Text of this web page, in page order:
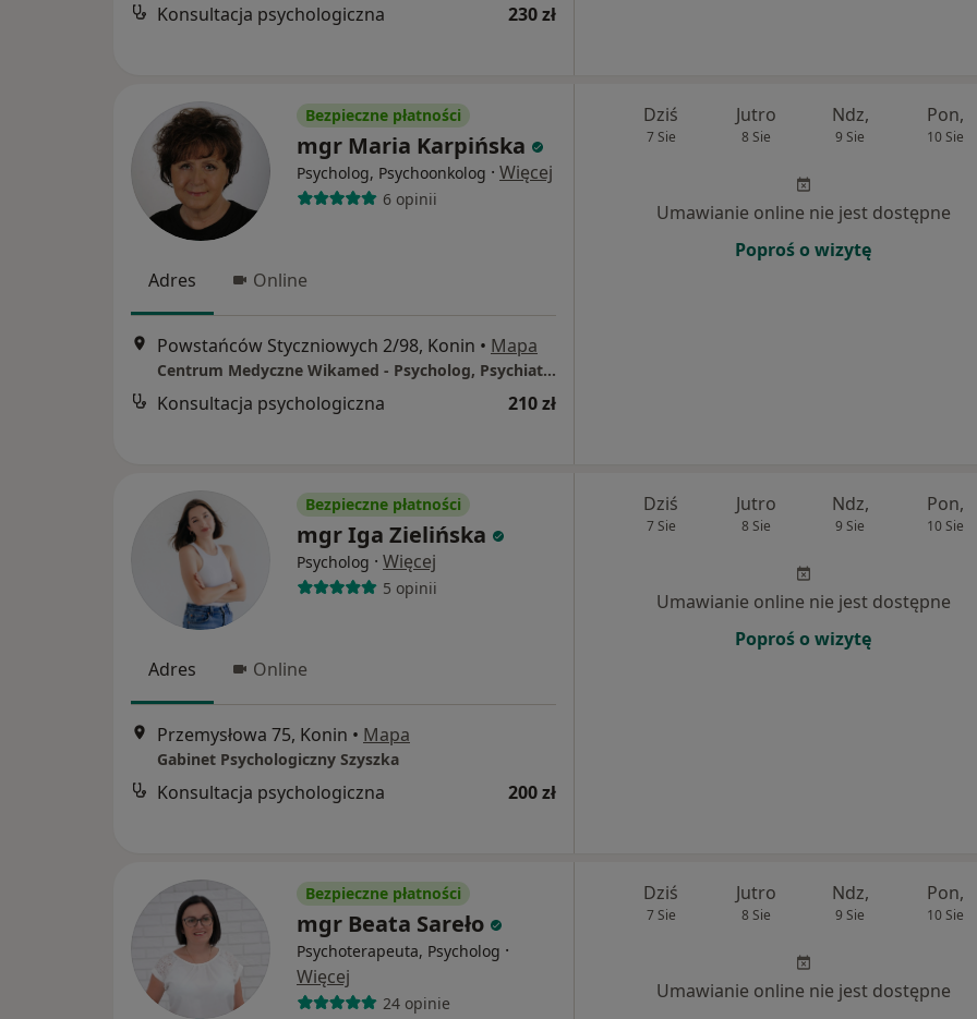
Konsultacja psychologiczna 230 zł
Bezpieczne płatności
mgr Maria Karpińska
Psycholog, Psychoonkolog · Więcej
6 opinii
Adres Online
Powstańców Styczniowych 2/98, Konin • Mapa
Centrum Medyczne Wikamed - Psycholog, Psychiatra, Psychoterapeuta, Logopeda, TMS
Konsultacja psychologiczna 210 zł
Dziś
7 Sie
Jutro
8 Sie
Ndz,
9 Sie
Pon,
10 Sie
Umawianie online nie jest dostępne
Poproś o wizytę
Bezpieczne płatności
mgr Iga Zielińska
Psycholog · Więcej
5 opinii
Adres Online
Przemysłowa 75, Konin • Mapa
Gabinet Psychologiczny Szyszka
Konsultacja psychologiczna 200 zł
Dziś
7 Sie
Jutro
8 Sie
Ndz,
9 Sie
Pon,
10 Sie
Umawianie online nie jest dostępne
Poproś o wizytę
Bezpieczne płatności
mgr Beata Sareło
Psychoterapeuta, Psycholog ·
Więcej
24 opinie
Dziś
7 Sie
Jutro
8 Sie
Ndz,
9 Sie
Pon,
10 Sie
Umawianie online nie jest dostępne